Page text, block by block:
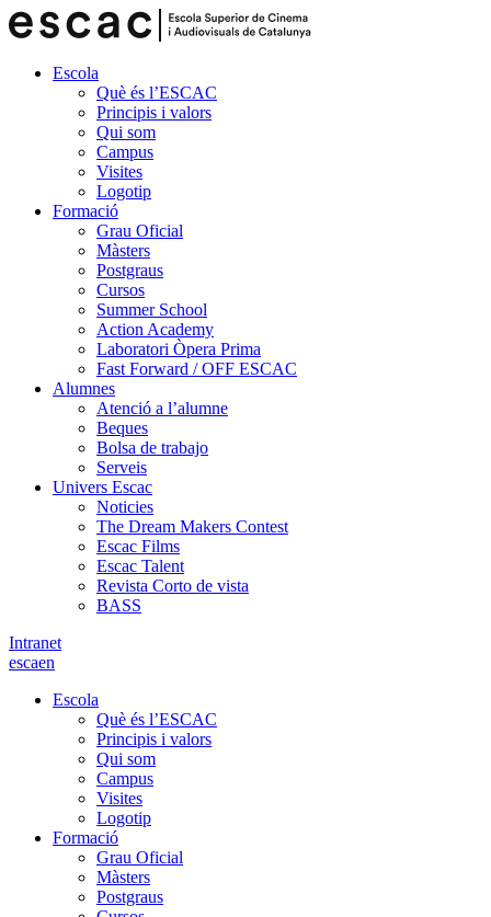
Escola
Què és l’ESCAC
Principis i valors
Qui som
Campus
Visites
Logotip
Formació
Grau Oficial
Màsters
Postgraus
Cursos
Summer School
Action Academy
Laboratori Òpera Prima
Fast Forward / OFF ESCAC
Alumnes
Atenció a l’alumne
Beques
Bolsa de trabajo
Serveis
Univers Escac
Noticies
The Dream Makers Contest
Escac Films
Escac Talent
Revista Corto de vista
BASS
Intranet
escaen
Escola
Què és l’ESCAC
Principis i valors
Qui som
Campus
Visites
Logotip
Formació
Grau Oficial
Màsters
Postgraus